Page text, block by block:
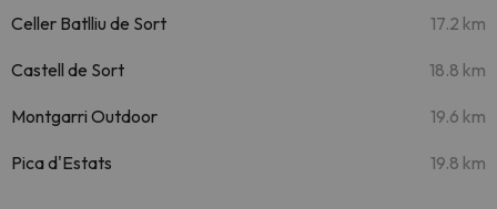
Celler Batlliu de Sort 17.2 km
Castell de Sort 18.8 km
Montgarri Outdoor 19.6 km
Pica d'Estats 19.8 km